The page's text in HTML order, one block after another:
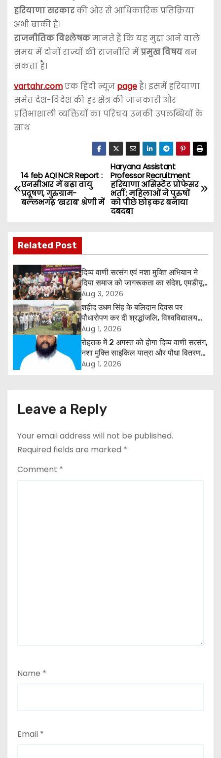
हरियाणा सरकारकी ओर से आधिकारिक प्रतिक्रिया
अभी बाकी है।
राजनीतिक विश्लेषकमानते हैं कि यह मुद्दा आने वाले
समय में दोनों राज्यों की राजनीति मेंप्रमुख विषयबन
सकता है।
vartahr.comएक हिंदी न्यूज pageहै। इसमें हरियाणा
समेत देश-विदेश की हर क्षेत्र की जानकारी और
प्रतिभाशाली व्यक्तियों का परिचय उनकी उपलब्धियों के
साथ
P
o
t
n
a
v
i
g
a
n
Haryana Assistant
Professor Recruitment
हरियाणा असिस्टेंट प्रोफेसर
भर्ती : महिलाओं ने पुरुषों
को पीछे छोड़कर बनाया
दबदबा
14 feb AQI NCR Report :
एनसीआर में बढ़ा वायु
प्रदूषण, गुरुग्राम-
बल्लभगढ़ ‘खराब’ श्रेणी में
Related Post
दिव्य वाणी सत्संग एवं नशा मुक्ति अभियान ने
दिया समाज को जागरूकता का संदेश, एमडीयू
रोहतक में हजारों लोगों ने लिया संकल्प
Aug 3, 2026
शहीद उधम सिंह के बलिदान दिवस पर
पौधारोपण कर दी श्रद्धांजलि, विश्वविद्यालय
और राजपत्रित अवकाश बहाल करने की उठी
मांग
Aug 1, 2026
रोहतक में 2 अगस्त को होगा दिव्य वाणी सत्संग,
नशा मुक्ति साइकिल यात्रा और पौधा वितरण
कार्यक्रम
Aug 1, 2026
Leave a Reply
Your email address will not be published.
Required fields are marked *
Comment *
Name *
Email *